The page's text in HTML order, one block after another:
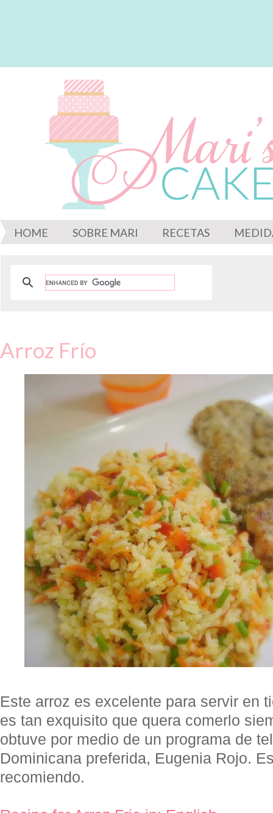
HOME SOBRE MARI RECETAS
Arroz Frío
Este arroz es excelente para servir en
es tan exquisito que quera comerlo
obtuve por medio de un programa de
Dominicana preferida, Eugenia Rojo.
recomiendo.